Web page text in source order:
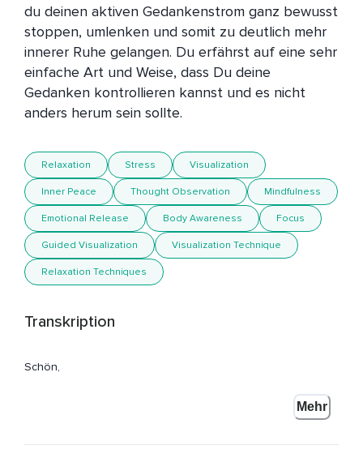
du deinen aktiven Gedankenstrom ganz bewusst
stoppen, umlenken und somit zu deutlich mehr
innerer Ruhe gelangen. Du erfährst auf eine sehr
einfache Art und Weise, dass Du deine
Gedanken kontrollieren kannst und es nicht
anders herum sein sollte.
Relaxation Stress Visualization
Inner Peace Thought Observation Mindfulness
Emotional Release Body Awareness Focus
Guided Visualization Visualization Technique
Relaxation Techniques
Transkription
Schön,
Mein Name ist Annika Henkelmann und mit dieser kleinen
Mehr